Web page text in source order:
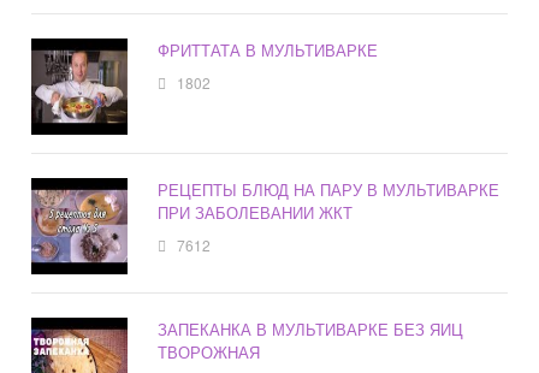
ФРИТТАТА В МУЛЬТИВАРКЕ
1802
РЕЦЕПТЫ БЛЮД НА ПАРУ В МУЛЬТИВАРКЕ
ПРИ ЗАБОЛЕВАНИИ ЖКТ
7612
ЗАПЕКАНКА В МУЛЬТИВАРКЕ БЕЗ ЯИЦ
ТВОРОЖНАЯ